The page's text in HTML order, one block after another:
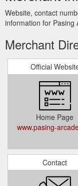
Website, contact
information for Pasing
Merchant
Official
Home Page
www.pasing-
Contact